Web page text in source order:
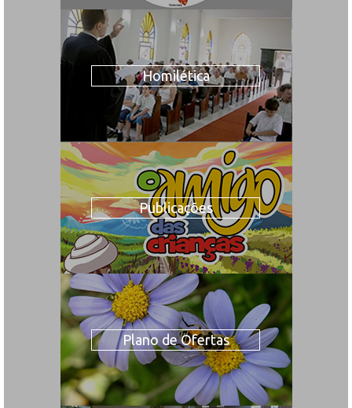
Homilética
Publicações
Plano de Ofertas